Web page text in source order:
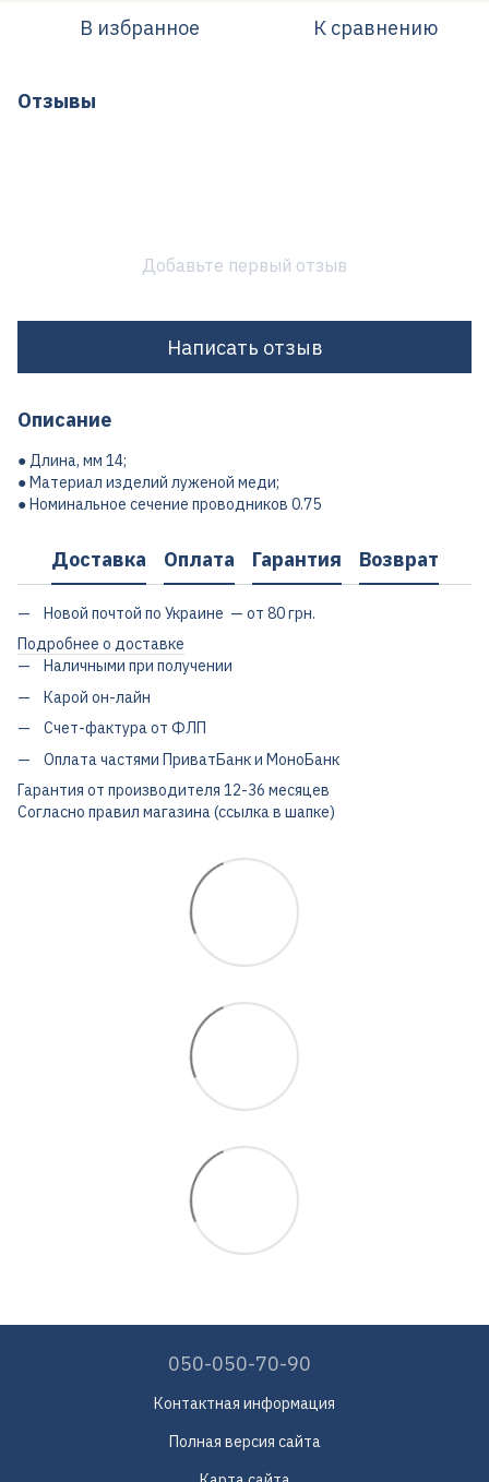
В избранное К сравнению
Отзывы
Добавьте первый отзыв
Написать отзыв
Описание
● Длина, мм 14;
● Материал изделий луженой меди;
● Номинальное сечение проводников 0.75
Доставка Оплата Гарантия Возврат
Новой почтой по Украине — от 80 грн.
Подробнее о доставке
Наличными при получении
Карой он-лайн
Счет-фактура от ФЛП
Оплата частями ПриватБанк и МоноБанк
Гарантия от производителя 12-36 месяцев
Согласно правил магазина (ссылка в шапке)
050-050-70-90
Контактная информация
Полная версия сайта